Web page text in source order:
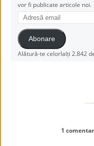
vor fi publicate articole noi.
Adresă
email
Abonare
Alătură-te celorlalți 2.842
1